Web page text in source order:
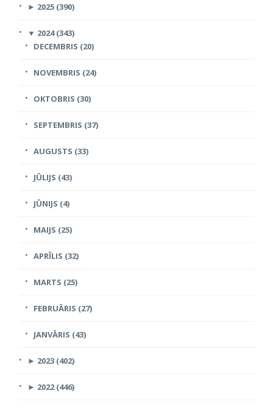
► 2025 (390)
▼ 2024 (343)
DECEMBRIS (20)
NOVEMBRIS (24)
OKTOBRIS (30)
SEPTEMBRIS (37)
AUGUSTS (33)
JŪLIJS (43)
JŪNIJS (4)
MAIJS (25)
APRĪLIS (32)
MARTS (25)
FEBRUĀRIS (27)
JANVĀRIS (43)
► 2023 (402)
► 2022 (446)